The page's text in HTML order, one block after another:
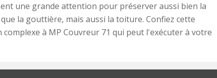
une grande attention pour préserver aussi bien la
la gouttière, mais aussi la toiture. Confiez cette
complexe à MP Couvreur 71 qui peut l'exécuter à votre